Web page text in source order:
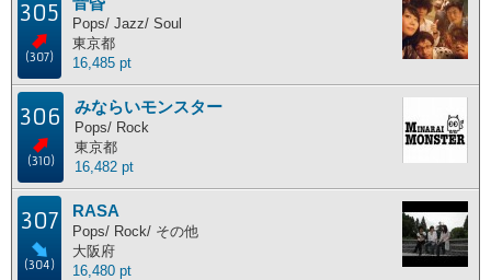
305
(307)
Pops/ Jazz/ Soul
東京都
16,485 pt
306
(310)
みならいモンスター
Pops/ Rock
東京都
16,482 pt
307
(304)
RASA
Pops/ Rock/ その他
大阪府
16,480 pt